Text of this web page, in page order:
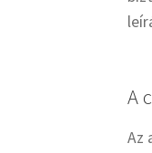
A
Az